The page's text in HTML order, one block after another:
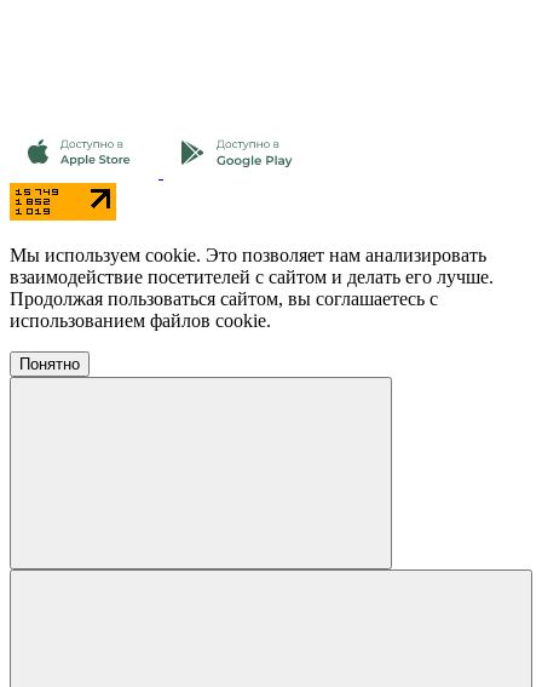
Мы используем cookie. Это позволяет нам анализировать
взаимодействие посетителей с сайтом и делать его лучше.
Продолжая пользоваться сайтом, вы соглашаетесь с
использованием файлов cookie.
Понятно